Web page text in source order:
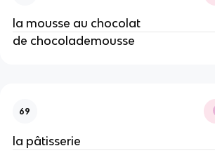
la mousse au chocolat
de chocolademousse
69
la pâtisserie